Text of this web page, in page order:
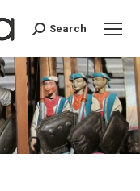
Search:Search